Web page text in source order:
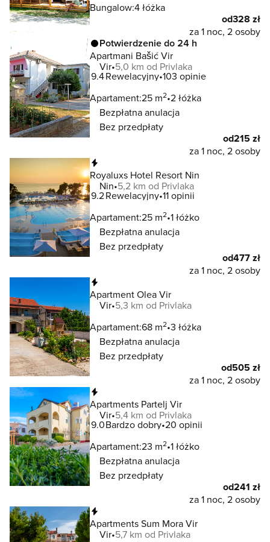
Bungalow:4 łóżka
od328 zł
za 1 noc, 2 osoby
Potwierdzenie do 24 h
Apartmani Bašić Vir
Vir 5,0 km od Privlaka
9.4Rewelacyjny 103 opinie
Apartament:25 m2 2 łóżka
Bezpłatna anulacja
Bez przedpłaty
od215 zł
za 1 noc, 2 osoby
Royaluxs Hotel Resort Nin
Nin 5,2 km od Privlaka
9.2Rewelacyjny 11 opinii
Apartament:25 m2 1 łóżko
Bezpłatna anulacja
Bez przedpłaty
od477 zł
za 1 noc, 2 osoby
Apartment Olea Vir
Vir 5,3 km od Privlaka
Apartament:68 m2 3 łóżka
Bezpłatna anulacja
Bez przedpłaty
od505 zł
za 1 noc, 2 osoby
Apartments Partelj Vir
Vir 5,4 km od Privlaka
9.0Bardzo dobry 20 opinii
Apartament:23 m2 1 łóżko
Bezpłatna anulacja
Bez przedpłaty
od241 zł
za 1 noc, 2 osoby
Apartments Sum Mora Vir
Vir 5,7 km od Privlaka